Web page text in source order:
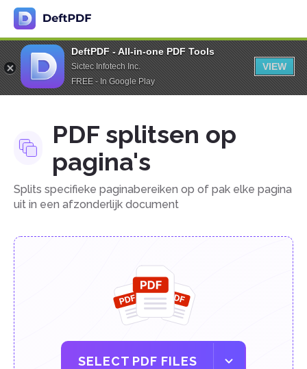
DeftPDF - All-in-one PDF Tools
Sictec Infotech Inc.
FREE - In Google Play
VIEW
PDF splitsen op
pagina's
Splits specifieke paginabereiken op of pak elke pagina
uit in een afzonderlijk document
SELECT PDF FILES